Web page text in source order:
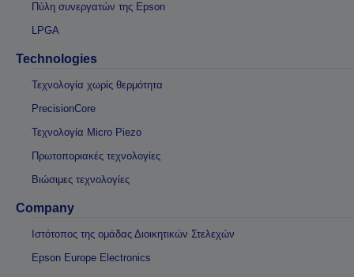
Πύλη συνεργατών της Epson
LPGA
Technologies
Τεχνολογία χωρίς θερμότητα
PrecisionCore
Τεχνολογία Micro Piezo
Πρωτοποριακές τεχνολογίες
Βιώσιμες τεχνολογίες
Company
Ιστότοπος της ομάδας Διοικητικών Στελεχών
Epson Europe Electronics